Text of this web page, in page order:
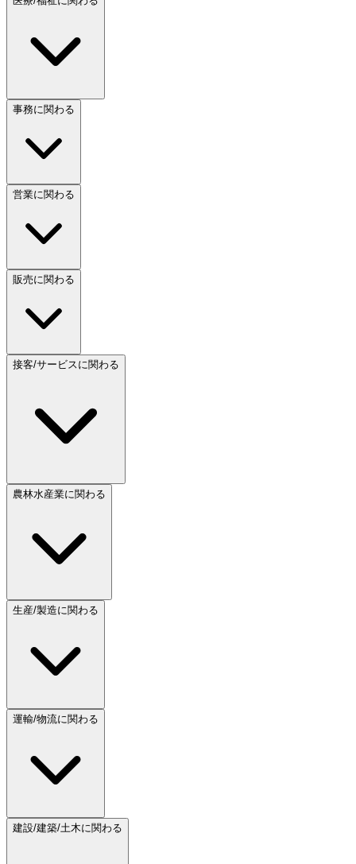
事務に関わる
営業に関わる
販売に関わる
接客/サービスに関わる
農林水産業に関わる
生産/製造に関わる
運輸/物流に関わる
建設/建築/土木に関わる